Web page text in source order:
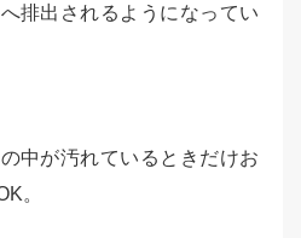
排出されるようになってい
中が汚れているときだけお
。